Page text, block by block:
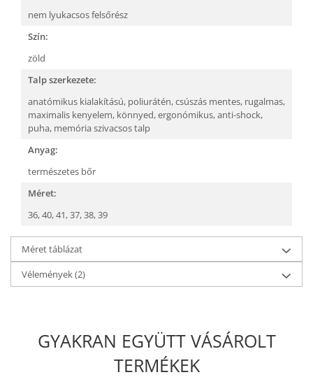
nem lyukacsos felsőrész
Szín:
zöld
Talp szerkezete:
anatómikus kialakítású, poliurátén,csúszás mentes, rugalmas,
maximalis kenyelem, könnyed,ergonómikus,anti-shock,
puha, memória szivacsos talp
Anyag:
természetes bőr
Méret:
36,40,41,37,38,39
Méret táblázat
Vélemények(2)
GYAKRAN EGYÜTT VÁSÁROLT
TERMÉKEK